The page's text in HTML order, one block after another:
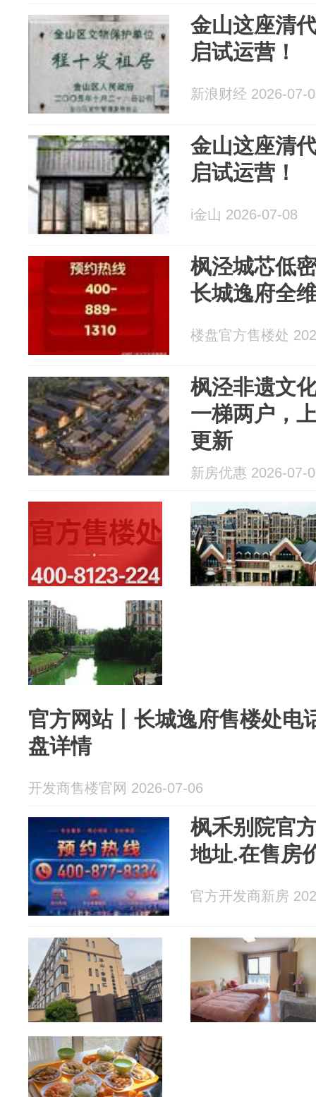
金山这座清
启试运营！
新浪财经 2026-07-
金山这座清
启试运营！
i金山 2026-07-08
枫泾城芯低
长城逸府全
楼盘官方售楼处
枫泾非遗文
一梯两户，
更新
新房优惠 2026-07-
官方网站丨长城逸府售楼处电
盘详情
开发商售楼官网 2026-07-06
枫禾别院官
地址.在售房
官方开发商新房